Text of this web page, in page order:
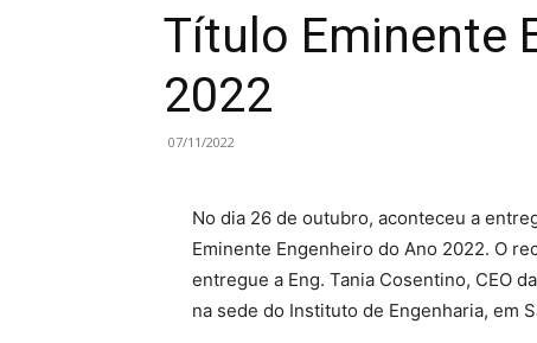
Título Eminente
2022
07/11/2022
No dia 26 de outubro, aconteceu a
Eminente Engenheiro do Ano 2022. O
entregue a Eng. Tania Cosentino, CEO
na sede do Instituto de Engenharia, em